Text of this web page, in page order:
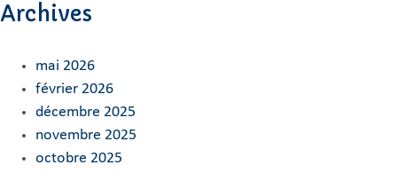
Archives
mai 2026
février 2026
décembre 2025
novembre 2025
octobre 2025